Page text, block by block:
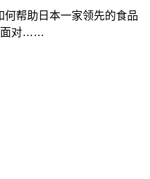
帮助日本一家领先的食品
面对……